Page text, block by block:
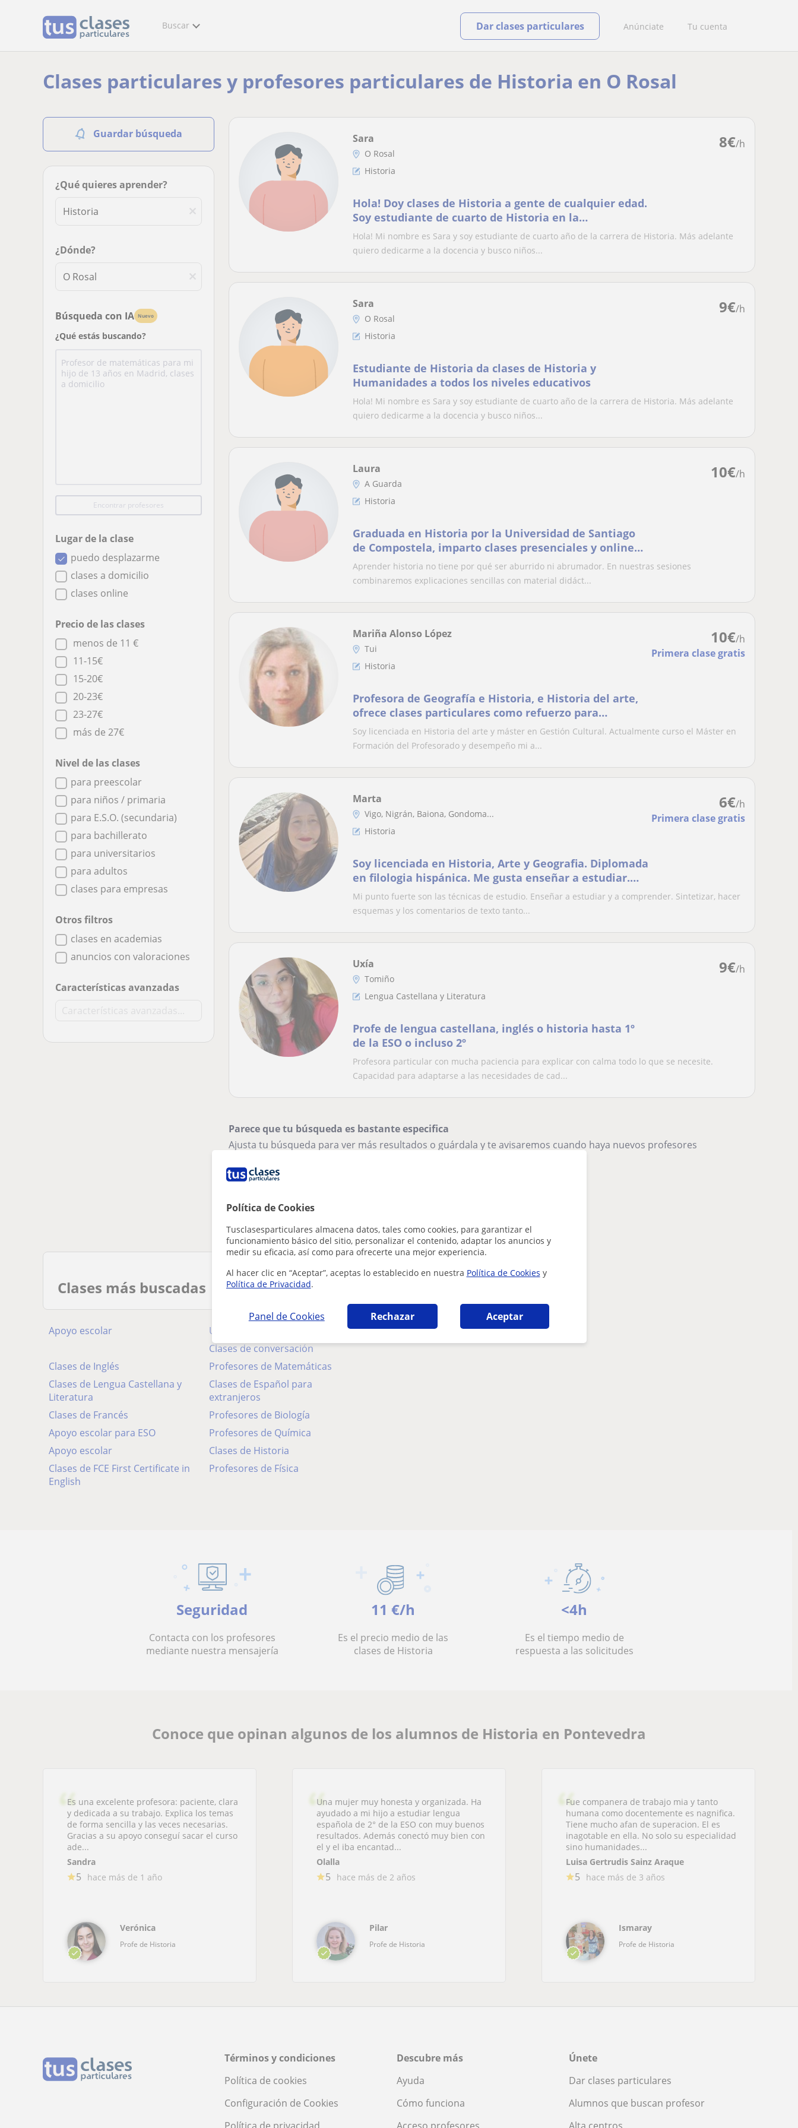
Política de Cookies
Tusclasesparticulares almacena datos, tales como cookies, para garantizar el
funcionamiento básico del sitio, personalizar el contenido, adaptar los anuncios y
medir su eficacia, así como para ofrecerte una mejor experiencia.
Al hacer clic en “Aceptar”, aceptas lo establecido en nuestra Política de Cookies y
Política de Privacidad.
Panel de Cookies Rechazar Aceptar
Buscar Anúnciate Tu cuenta
Dar clases particulares
Clases particulares y profesores particulares de Historia en O Rosal
Guardar búsqueda
¿Qué quieres aprender?
¿Dónde?
Búsqueda con IA Nuevo
¿Qué estás buscando?
Encontrar profesores
Lugar de la clase
puedo desplazarme
clases a domicilio
clases online
Precio de las clases
menos de 11 €
11-15€
15-20€
20-23€
23-27€
más de 27€
Nivel de las clases
para preescolar
para niños / primaria
para E.S.O. (secundaria)
para bachillerato
para universitarios
para adultos
clases para empresas
Otros filtros
clases en academias
anuncios con valoraciones
Características avanzadas
8€/h
Sara
O Rosal
Historia
Hola! Doy clases de Historia a gente de cualquier edad.
Soy estudiante de cuarto de Historia en la
Universidade de Santiago de Compostela. Me gradué
con Matrícula de Honor en Bachillerato y mi media en
la carrera supera el 9.3. Puedo dar clases en Castell
Hola! Mi nombre es Sara y soy estudiante de cuarto año de la carrera de Historia. Más adelante
quiero dedicarme a la docencia y busco niños...
9€/h
Sara
O Rosal
Historia
Estudiante de Historia da clases de Historia y
Humanidades a todos los niveles educativos
Hola! Mi nombre es Sara y soy estudiante de cuarto año de la carrera de Historia. Más adelante
quiero dedicarme a la docencia y busco niños...
10€/h
Laura
A Guarda
Historia
Graduada en Historia por la Universidad de Santiago
de Compostela, imparto clases presenciales y online
de humanidades
Aprender historia no tiene por qué ser aburrido ni abrumador. En nuestras sesiones
combinaremos explicaciones sencillas con material didáct...
10€/h
Primera clase gratis
Mariña Alonso López
Tui
Historia
Profesora de Geografía e Historia, e Historia del arte,
ofrece clases particulares como refuerzo para
estudiantes de ESO y Bachillerato, y para preparar la
Selectividad. También ofrezco preparación para la
carrera universitaria de Historia del arte
Soy licenciada en Historia del arte y máster en Gestión Cultural. Actualmente curso el Máster en
Formación del Profesorado y desempeño mi a...
6€/h
Primera clase gratis
Marta
Vigo, Nigrán, Baiona, Gondoma...
Historia
Soy licenciada en Historia, Arte y Geografia. Diplomada
en filologia hispánica. Me gusta enseñar a estudiar.
(Tecnicas de estudio)
Mi punto fuerte son las técnicas de estudio. Enseñar a estudiar y a comprender. Sintetizar, hacer
esquemas y los comentarios de texto tanto...
9€/h
Uxía
Tomiño
Lengua Castellana y Literatura
Profe de lengua castellana, inglés o historia hasta 1º
de la ESO o incluso 2º
Profesora particular con mucha paciencia para explicar con calma todo lo que se necesite.
Capacidad para adaptarse a las necesidades de cad...
Parece que tu búsqueda es bastante especifica
Ajusta tu búsqueda para ver más resultados o guárdala y te avisaremos cuando haya nuevos profesores
Eliminar filtros
Clases más buscadas
Apoyo escolar
Clases de conversación
Clases de Inglés
Profesores de Matemáticas
Clases de Lengua Castellana y
Literatura
Clases de Español para
extranjeros
Clases de Francés
Profesores de Biología
Apoyo escolar para ESO
Profesores de Química
Apoyo escolar
Clases de Historia
Clases de FCE First Certificate in
English
Profesores de Física
Seguridad
Contacta con los profesores
mediante nuestra mensajería
11 €/h
Es el precio medio de las
clases de Historia
<4h
Es el tiempo medio de
respuesta a las solicitudes
Conoce que opinan algunos de los alumnos de Historia en Pontevedra
Es una excelente profesora: paciente, clara
y dedicada a su trabajo. Explica los temas
de forma sencilla y las veces necesarias.
Gracias a su apoyo conseguí sacar el curso
ade...
Sandra
5 hace más de 1 año
Verónica
Profe de Historia
Una mujer muy honesta y organizada. Ha
ayudado a mi hijo a estudiar lengua
española de 2° de la ESO con muy buenos
resultados. Además conectó muy bien con
el y el iba encantad...
Olalla
5 hace más de 2 años
Pilar
Profe de Historia
Fue companera de trabajo mia y tanto
humana como docentemente es nagnifica.
Tiene mucho afan de superacion. El es
inagotable en ella. No solo su especialidad
sino humanidades...
Luisa Gertrudis Sainz Araque
5 hace más de 3 años
Ismaray
Profe de Historia
Términos y condiciones
Política de cookies
Configuración de Cookies
Descubre más
Ayuda
Cómo funciona
Únete
Dar clases particulares
Alumnos que buscan profesor